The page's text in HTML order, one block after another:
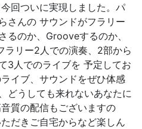
回ついに実現しました。パ
さんの サウンドがフラリー
るのか、Grooveするのか、
ラリー2人での演奏、2部から
3人でのライブを 予定してお
イブ、サウンドをぜひ体感
どうしても来れないあなたに
質の配信もございますの
だきご自宅からなど楽しん